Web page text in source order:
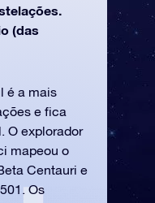
(das
é a mais
e fica
O explorador
mapeou o
Centauri e
Os